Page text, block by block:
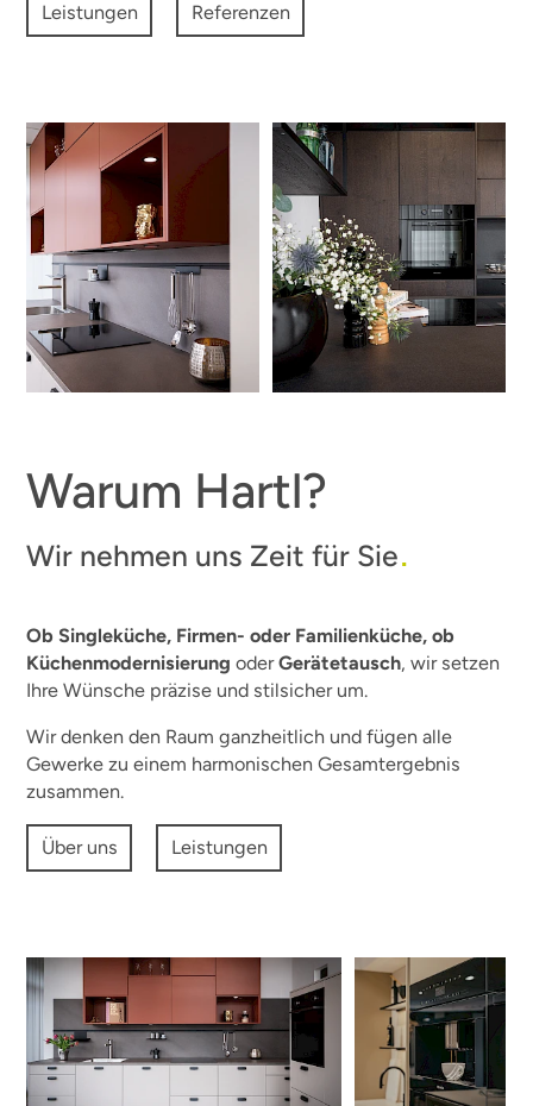
Leistungen Referenzen
Warum Hartl?
Wir nehmen uns Zeit für Sie.
Ob Singleküche, Firmen- oder Familienküche, ob
Küchenmodernisierung oderGerätetausch, wir setzen
Ihre Wünsche präzise und stilsicher um.
Wir denken den Raum ganzheitlich und fügen alle
Gewerke zu einem harmonischen Gesamtergebnis
zusammen.
Über uns Leistungen